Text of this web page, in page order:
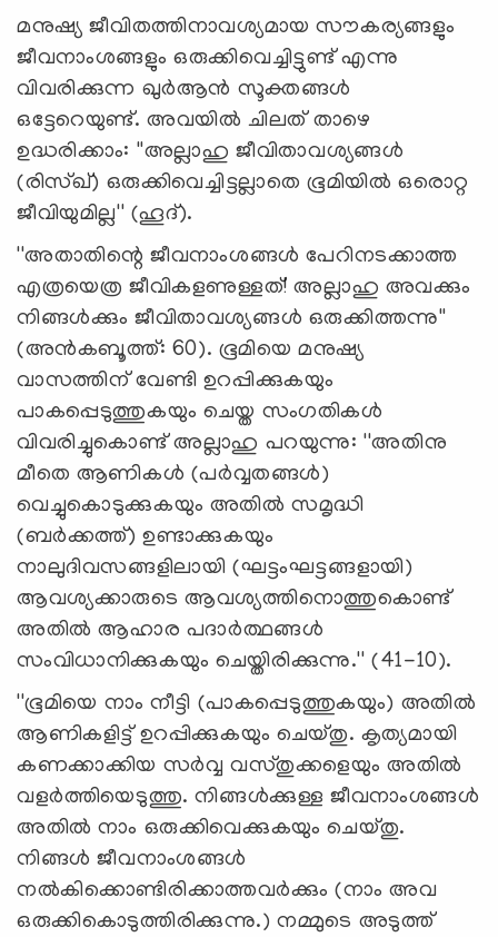
മനുഷ്യ ജീവിതത്തിനാവശ്യമായ സൗകര്യങ്ങളും
ജീവനാംശങ്ങളും ഒരുക്കിവെച്ചിട്ടുണ്ട് എന്നു
വിവരിക്കുന്ന ഖുര്‍ആന്‍ സൂക്തങ്ങള്‍
ഒട്ടേറെയുണ്ട്. അവയില്‍ ചിലത് താഴെ
ഉദ്ധരിക്കാം: ''അല്ലാഹു ജീവിതാവശ്യങ്ങള്‍
(രിസ്ഖ്) ഒരുക്കിവെച്ചിട്ടല്ലാതെ ഭൂമിയില്‍ ഒരൊറ്റ
ജീവിയുമില്ല'' (ഹൂദ്).
''അതാതിന്റെ ജീവനാംശങ്ങള്‍ പേറിനടക്കാത്ത
എത്രയെത്ര ജീവികളണുള്ളത്! അല്ലാഹു അവക്കും
നിങ്ങള്‍ക്കും ജീവിതാവശ്യങ്ങള്‍ ഒരുക്കിത്തന്നു''
(അന്‍കബൂത്ത്: 60). ഭൂമിയെ മനുഷ്യ
വാസത്തിന് വേണ്ടി ഉറപ്പിക്കുകയും
പാകപ്പെടുത്തുകയും ചെയ്ത സംഗതികള്‍
വിവരിച്ചുകൊണ്ട് അല്ലാഹു പറയുന്നു: ''അതിനു
മീതെ ആണികള്‍ (പര്‍വ്വതങ്ങള്‍)
വെച്ചുകൊടുക്കുകയും അതില്‍ സമൃദ്ധി
(ബര്‍ക്കത്ത്) ഉണ്ടാക്കുകയും
നാലുദിവസങ്ങളിലായി (ഘട്ടംഘട്ടങ്ങളായി)
ആവശ്യക്കാരുടെ ആവശ്യത്തിനൊത്തുകൊണ്ട്
അതില്‍ ആഹാര പദാര്‍ത്ഥങ്ങള്‍
സംവിധാനിക്കുകയും ചെയ്തിരിക്കുന്നു.'' (41-10).
''ഭൂമിയെ നാം നീട്ടി (പാകപ്പെടുത്തുകയും) അതില്‍
ആണികളിട്ട് ഉറപ്പിക്കുകയും ചെയ്തു. കൃത്യമായി
കണക്കാക്കിയ സര്‍വ്വ വസ്തുക്കളെയും അതില്‍
വളര്‍ത്തിയെടുത്തു. നിങ്ങള്‍ക്കുള്ള ജീവനാംശങ്ങള്‍
അതില്‍ നാം ഒരുക്കിവെക്കുകയും ചെയ്തു.
നിങ്ങള്‍ ജീവനാംശങ്ങള്‍
നല്‍കിക്കൊണ്ടിരിക്കാത്തവര്‍ക്കും (നാം അവ
ഒരുക്കികൊടുത്തിരിക്കുന്നു.) നമ്മുടെ അടുത്ത്